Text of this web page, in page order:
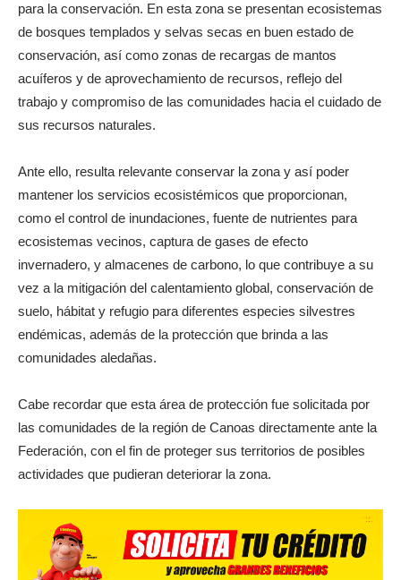
para la conservación. En esta zona se presentan ecosistemas
de bosques templados y selvas secas en buen estado de
conservación, así como zonas de recargas de mantos
acuíferos y de aprovechamiento de recursos, reflejo del
trabajo y compromiso de las comunidades hacia el cuidado de
sus recursos naturales.
Ante ello, resulta relevante conservar la zona y así poder
mantener los servicios ecosistémicos que proporcionan,
como el control de inundaciones, fuente de nutrientes para
ecosistemas vecinos, captura de gases de efecto
invernadero, y almacenes de carbono, lo que contribuye a su
vez a la mitigación del calentamiento global, conservación de
suelo, hábitat y refugio para diferentes especies silvestres
endémicas, además de la protección que brinda a las
comunidades aledañas.
Cabe recordar que esta área de protección fue solicitada por
las comunidades de la región de Canoas directamente ante la
Federación, con el fin de proteger sus territorios de posibles
actividades que pudieran deteriorar la zona.